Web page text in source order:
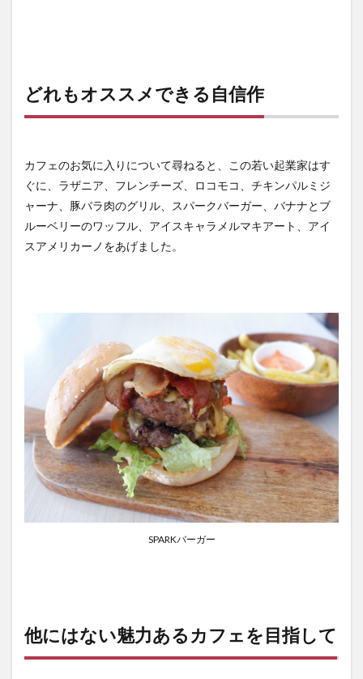
どれもオススメできる自信作
カフェのお気に入りについて尋ねると、この若い起業家はす
ぐに、ラザニア、フレンチーズ、ロコモコ、チキンパルミジ
ャーナ、豚バラ肉のグリル、スパークバーガー、バナナとブ
ルーベリーのワッフル、アイスキャラメルマキアート、アイ
スアメリカーノをあげました。
SPARKバーガー
他にはない魅力あるカフェを目指して